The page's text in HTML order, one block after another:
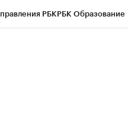
РБКРБК Образование